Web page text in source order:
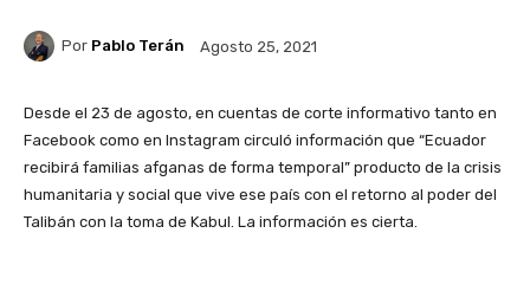
Por Pablo Terán Agosto 25, 2021
Desde el 23 de agosto, en cuentas de corte informativo tanto en
Facebook como en Instagram circuló información que “Ecuador
recibirá familias afganas de forma temporal” producto de la crisis
humanitaria y social que vive ese país con el retorno al poder del
Talibán con la toma de Kabul. La información es cierta.